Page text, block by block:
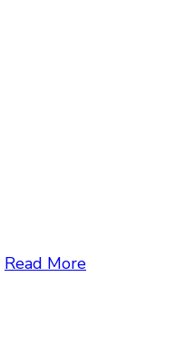
Read More